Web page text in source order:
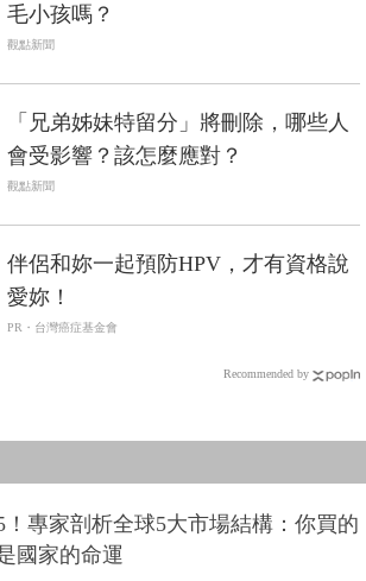
毛小孩嗎？
觀點新聞
「兄弟姊妹特留分」將刪除，哪些人
會受影響？該怎麼應對？
觀點新聞
伴侶和妳一起預防HPV，才有資格說
愛妳！
PR・台灣癌症基金會
Recommended by
專家剖析全球5大市場結構：你買的
國家的命運